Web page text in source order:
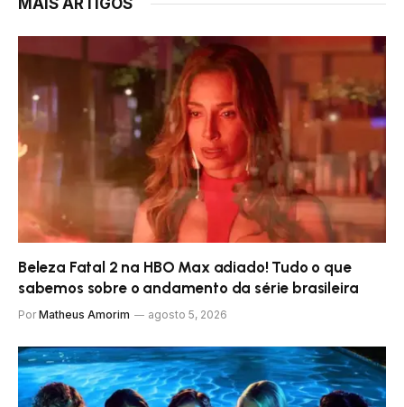
Beleza Fatal 2 na HBO Max adiado! Tudo o que
sabemos sobre o andamento da série brasileira
Por Matheus Amorim agosto 5, 2026